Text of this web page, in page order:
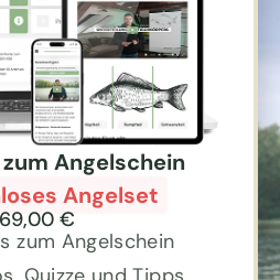
Angelschein
Angelset
€
zum Angelschein